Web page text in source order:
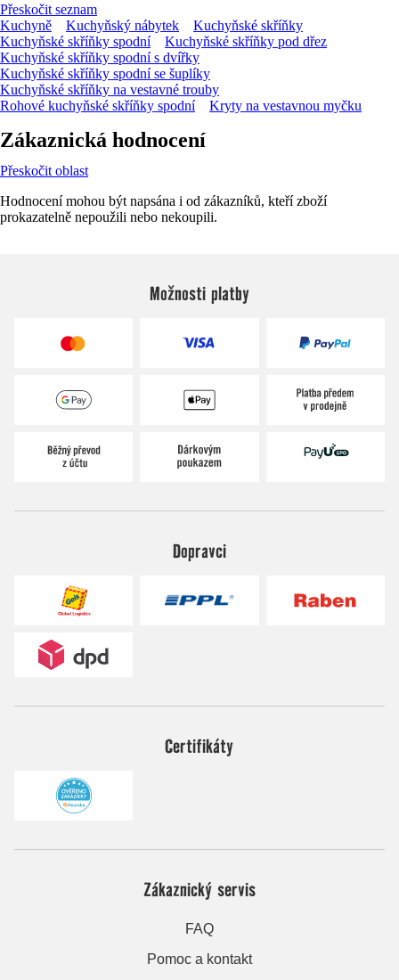
Přeskočit seznam
Kuchyně
Kuchyňský nábytek
Kuchyňské skříňky
Kuchyňské skříňky spodní
Kuchyňské skříňky pod dřez
Kuchyňské skříňky spodní s dvířky
Kuchyňské skříňky spodní se šuplíky
Kuchyňské skříňky na vestavné trouby
Rohové kuchyňské skříňky spodní
Kryty na vestavnou myčku
Zákaznická hodnocení
Přeskočit oblast
Hodnocení mohou být napsána i od zákazníků, kteří zboží
prokazatelně nepoužili nebo nekoupili.
Možnosti platby
Dopravci
Certifikáty
Zákaznický servis
FAQ
Pomoc a kontakt